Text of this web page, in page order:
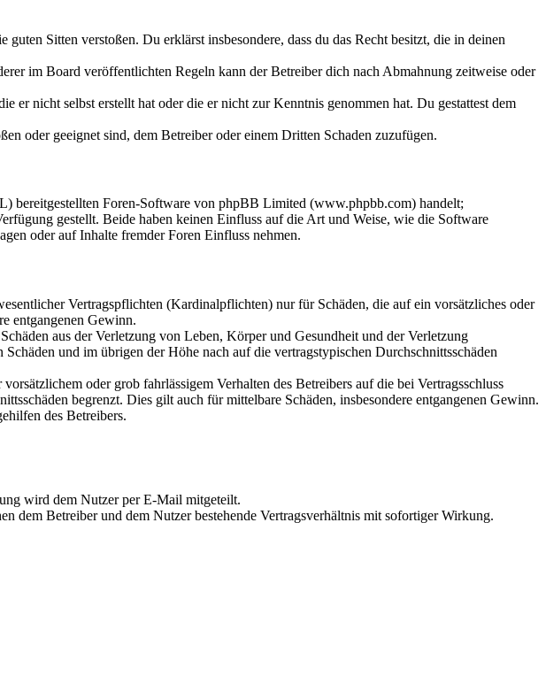
Sitten verstoßen. Du erklärst insbesondere, dass du das Recht besitzt, die in deinen
im Board veröffentlichten Regeln kann der Betreiber dich nach Abmahnung zeitweise oder
nicht selbst erstellt hat oder die er nicht zur Kenntnis genommen hat. Du gestattest dem
oder geeignet sind, dem Betreiber oder einem Dritten Schaden zuzufügen.
bereitgestellten Foren-Software von phpBB Limited (www.phpbb.com) handelt;
gestellt. Beide haben keinen Einfluss auf die Art und Weise, wie die Software
oder auf Inhalte fremder Foren Einfluss nehmen.
Vertragspflichten (Kardinalpflichten) nur für Schäden, die auf ein vorsätzliches oder
entgangenen Gewinn.
aus der Verletzung von Leben, Körper und Gesundheit und der Verletzung
und im übrigen der Höhe nach auf die vertragstypischen Durchschnittsschäden
oder grob fahrlässigem Verhalten des Betreibers auf die bei Vertragsschluss
begrenzt. Dies gilt auch für mittelbare Schäden, insbesondere entgangenen Gewinn.
des Betreibers.
wird dem Nutzer per E-Mail mitgeteilt.
dem Betreiber und dem Nutzer bestehende Vertragsverhältnis mit sofortiger Wirkung.